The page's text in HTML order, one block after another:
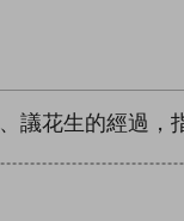
議花生的經過，